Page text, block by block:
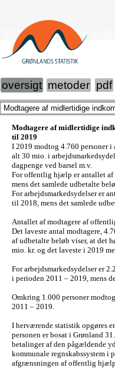
2019 Midlertidige
oversigt metoder pdf